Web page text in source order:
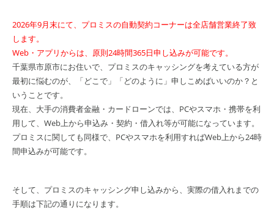
2026年9月末にて、プロミスの自動契約コーナーは全店舗営業終了致
します。
Web・アプリからは、原則24時間365日申し込みが可能です。
千葉県市原市にお住いで、プロミスのキャッシングを考えている方が
最初に悩むのが、「どこで」「どのように」申しこめばいいのか？と
いうことです。
現在、大手の消費者金融・カードローンでは、PCやスマホ・携帯を利
用して、Web上から申込み・契約・借入れ等が可能になっています。
プロミスに関しても同様で、PCやスマホを利用すればWeb上から24時
間申込みが可能です。
そして、プロミスのキャッシング申し込みから、実際の借入れまでの
手順は下記の通りになります。